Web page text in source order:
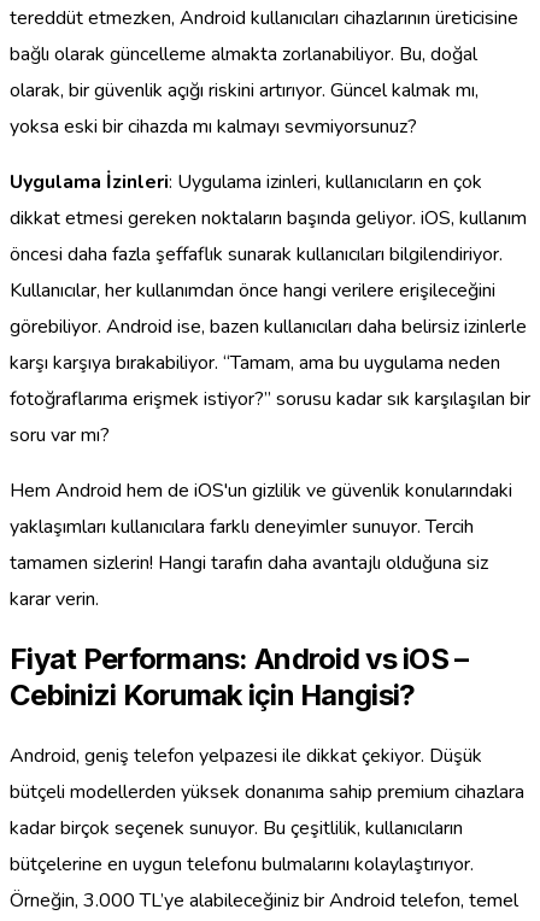
tereddüt etmezken, Android kullanıcıları cihazlarının üreticisine
bağlı olarak güncelleme almakta zorlanabiliyor. Bu, doğal
olarak, bir güvenlik açığı riskini artırıyor. Güncel kalmak mı,
yoksa eski bir cihazda mı kalmayı sevmiyorsunuz?
Uygulama İzinleri: Uygulama izinleri, kullanıcıların en çok
dikkat etmesi gereken noktaların başında geliyor. iOS, kullanım
öncesi daha fazla şeffaflık sunarak kullanıcıları bilgilendiriyor.
Kullanıcılar, her kullanımdan önce hangi verilere erişileceğini
görebiliyor. Android ise, bazen kullanıcıları daha belirsiz izinlerle
karşı karşıya bırakabiliyor. “Tamam, ama bu uygulama neden
fotoğraflarıma erişmek istiyor?” sorusu kadar sık karşılaşılan bir
soru var mı?
Hem Android hem de iOS'un gizlilik ve güvenlik konularındaki
yaklaşımları kullanıcılara farklı deneyimler sunuyor. Tercih
tamamen sizlerin! Hangi tarafın daha avantajlı olduğuna siz
karar verin.
Fiyat Performans: Android vs iOS –
Cebinizi Korumak için Hangisi?
Android, geniş telefon yelpazesi ile dikkat çekiyor. Düşük
bütçeli modellerden yüksek donanıma sahip premium cihazlara
kadar birçok seçenek sunuyor. Bu çeşitlilik, kullanıcıların
bütçelerine en uygun telefonu bulmalarını kolaylaştırıyor.
Örneğin, 3.000 TL’ye alabileceğiniz bir Android telefon, temel